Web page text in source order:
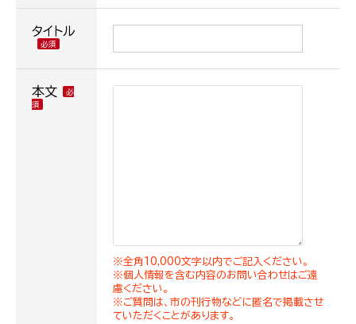
タイトル
本文
※全角10,000文字以内でご記入ください。
※個人情報を含む内容のお問い合わせはご遠
慮ください。
※ご質問は、市の刊行物などに匿名で掲載させ
ていただくことがあります。